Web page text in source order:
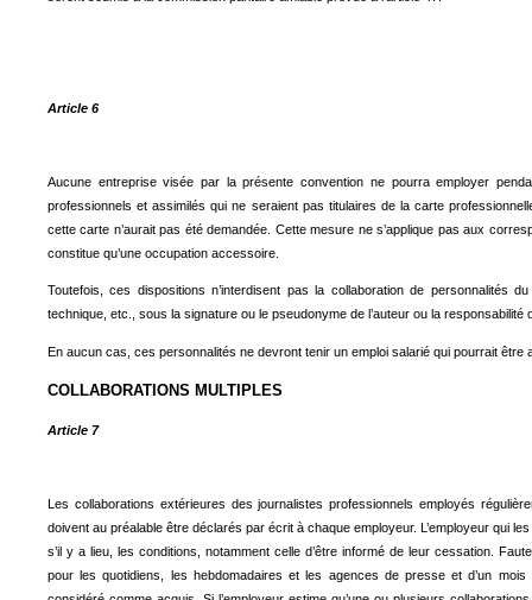
Article 6
Aucune entreprise visée par la présente convention ne pourra employer
professionnels et assimilés qui ne seraient pas titulaires de la carte
cette carte n’aurait pas été demandée. Cette mesure ne s’applique pas aux
constitue qu’une occupation accessoire.
Toutefois, ces dispositions n’interdisent pas la collaboration de personnalités
technique, etc., sous la signature ou le pseudonyme de l’auteur ou la responsabilité
En aucun cas, ces personnalités ne devront tenir un emploi salarié qui pourrait être
COLLABORATIONS MULTIPLES
Article 7
Les collaborations extérieures des journalistes professionnels employés
doivent au préalable être déclarés par écrit à chaque employeur. L’employeur qui
s’il y a lieu, les conditions, notamment celle d’être informé de leur cessation.
pour les quotidiens, les hebdomadaires et les agences de presse et d’un